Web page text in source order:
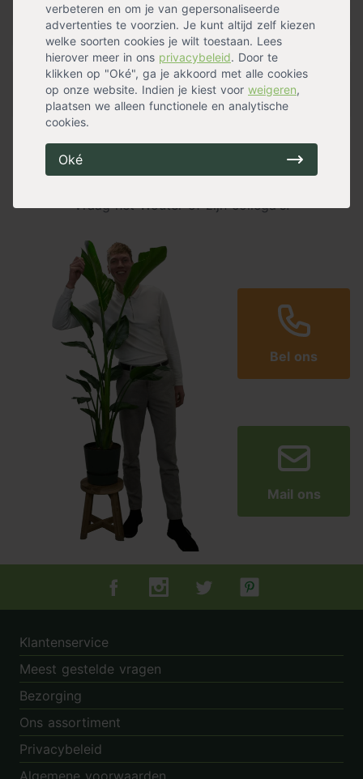
verbeteren en om je van gepersonaliseerde
advertenties te voorzien. Je kunt altijd zelf kiezen
welke soorten cookies je wilt toestaan. Lees
hierover meer in ons privacybeleid. Door te
klikken op "Oké", ga je akkoord met alle cookies
op onze website. Indien je kiest voor weigeren,
plaatsen we alleen functionele en analytische
cookies.
Oké
« Lees minder
Specificaties
Niet gevonden wat je zoekt?
Of gewoon een vraag?
Vraag het Wouter of zijn collega's!
Bel ons
Mail ons
Tuincentrum.nl op Facebook
Tuincentrum.nl op Instagram
Tuincentrum.nl op Twitter
Tuincentrum.nl op
Klantenservice
Meest gestelde vragen
Bezorging
Ons assortiment
Privacybeleid
Algemene voorwaarden